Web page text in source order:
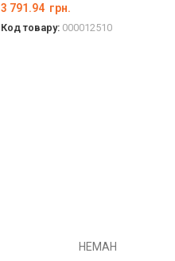
3 791.94 грн.
Код товару: 000012510
НЕМАН